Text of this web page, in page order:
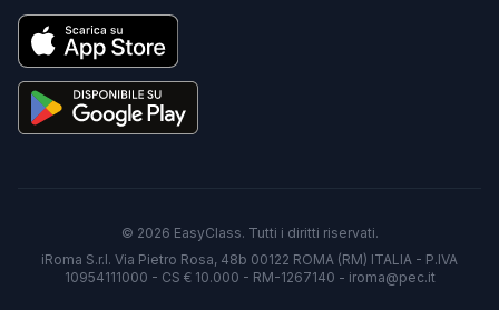
© 2026 EasyClass. Tutti i diritti riservati.
iRoma S.r.l. Via Pietro Rosa, 48b 00122 ROMA (RM) ITALIA - P.IVA
10954111000 - CS € 10.000 - RM-1267140 - iroma@pec.it